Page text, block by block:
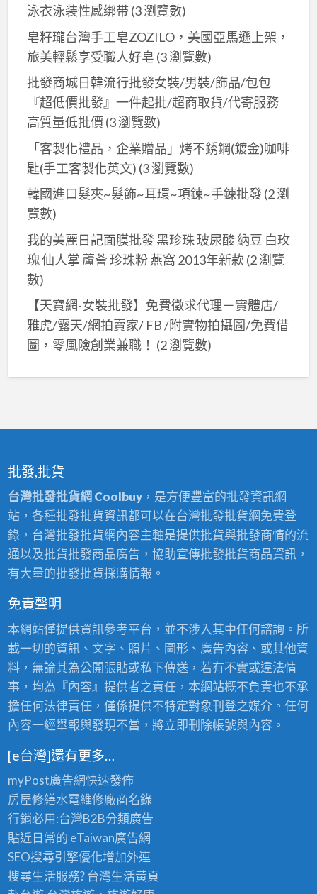
泳衣泳装性感绑带(3 瀏覽數)
皂籽瓏台灣手工皂ZOZILO，美國亞馬遜上架，
旅美輕鬆享受職人好皂 (3 瀏覽數)
批發商城日韓流行批發女裝/男裝/飾品/包包
『超低價批發』一件起批/超商取貨/代寄服務
高質量低批價(3 瀏覽數)
「客製化禮品，企業贈品」烤不銹鋼(鍍金)咖啡
匙(手工客製化英文) (3 瀏覽數)
韓國進口髮夾~髮飾~耳環~項鍊~手鍊批發(2 瀏
覽數)
我的美麗日記面膜批發 黑珍珠 玻尿酸 納豆 白玫
瑰 仙人掌 蘆薈 珍珠粉 燕窩 2013年新款 (2 瀏覽
數)
【天寶網-女裝批發】免費徵求代理－實體店/
雅虎/露天/網拍賣家/ FB /附實物拍攝圖/免費借
圖，零風險創業兼職！ (2 瀏覽數)
批發,批貨
台灣批發批貨網 Coolbuy，是方便豐富的批發資訊網
站，各種批發批貨資訊都可以在台灣批發批貨網免費登
錄，台灣批發批貨網內容主軸是提供批貨與批發商情的流
通以及批貨批發商品廣告，協助宣傳批發批貨商品資訊，
有大量的批發批貨採購情報。
免責聲明
本網站僅提供資訊參考平台，並不涉入其中任何諮詢。所
載一切的資訊、文字、照片、圖形、廣告內容、或其他資
料，無論其為公開張貼或私下傳送，若有不實或違法情
事，均為『內容』提供者之責任，本網站概不負責也不承
擔任何法律責任，僅係提供不特定對象刊登之媒介。任何
內容一經舉報與發現不當，將立即刪除帳號與內容。
[e台灣]還有更多…
myPost廣告網快速發佈
房屋修繕水電維修廠商名錄
行銷必用:台灣B2B分類廣告
貼近日常的 eTaiwan廣告網
SEO搜尋引擎優化增加外連
搜尋生活服務? 台灣生活黃頁